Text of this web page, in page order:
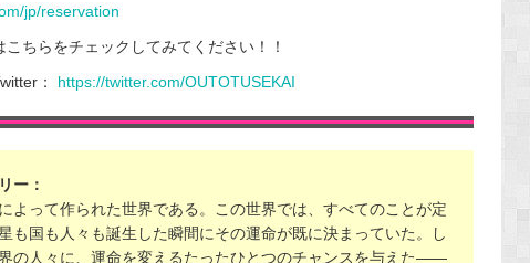
jp/reservation
ちらをチェックしてみてください！！
： https://twitter.com/OUTOTUSEKAI
ー：
よって作られた世界である。この世界では、すべてのことが定
も国も人々も誕生した瞬間にその運命が既に決まっていた。し
の人々に、運命を変えるたったひとつのチャンスを与えた——